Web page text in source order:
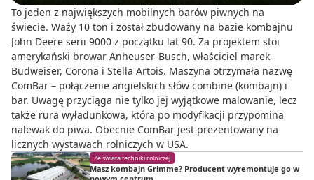
To jeden z największych mobilnych barów piwnych na
świecie. Waży 10 ton i został zbudowany na bazie kombajnu
John Deere serii 9000 z początku lat 90. Za projektem stoi
amerykański browar Anheuser-Busch, właściciel marek
Budweiser, Corona i Stella Artois. Maszyna otrzymała nazwę
ComBar – połączenie angielskich słów combine (kombajn) i
bar. Uwagę przyciąga nie tylko jej wyjątkowe malowanie, lecz
także rura wyładunkowa, która po modyfikacji przypomina
nalewak do piwa. Obecnie ComBar jest prezentowany na
licznych wystawach rolniczych w USA.
Ze świata techniki rolniczej
Masz kombajn Grimme? Producent wyremontuje go w